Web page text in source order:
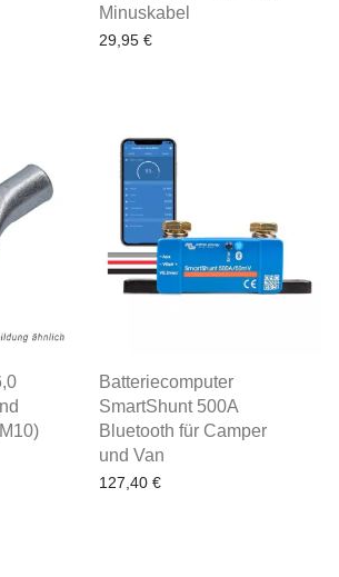
Minuskabel
29,95 €
Batteriecomputer
SmartShunt 500A
Bluetooth für Camper
und Van
127,40 €